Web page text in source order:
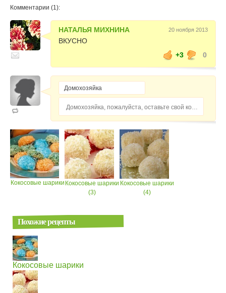
Комментарии (1):
НАТАЛЬЯ МИХНИНА 20 ноября 2013
ВКУСНО
+3
0
Домохозяйка, пожалуйста, оставьте свой комментарий...
Кокосовые шарики Кокосовые шарики
(3)
Кокосовые шарики
(4)
Похожие рецепты
Кокосовые шарики